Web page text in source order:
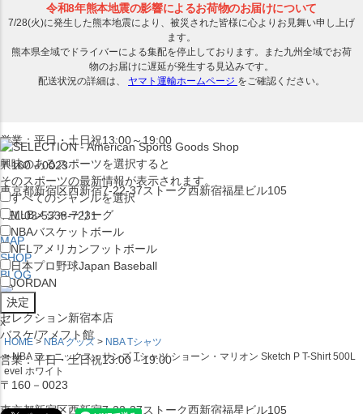
営業：平日・土日祝13:00～19:00
〒160－0023
東京都新宿区西新宿7-22-37ストーク西新宿福星ビル105
TEL:03-5338-7231
MAP
SHOP
BLOG
セレクション新宿本店
バスケ/アメフト館
営業：平日・土日祝13:00～19:00
〒160－0023
東京都新宿区西新宿7-22-37ストーク西新宿福星ビル105
在庫品は 1-3営業日内で発送!! ※お取寄せ商品は対象外
興味のあるスポーツを選択すると
そのスポーツの最新情報が表示されます。
すべてのジャンルを選択
MLBメジャーリーグ
NBAバスケットボール
NFL アメリカンフットボール
日本プロ野球Japan Baseball
JORDAN
x
HOME NBA グッズ
NBA Tシャツ
NBA フェニックス・サンズ Tシャツ ショーン・マリオン Sketch P T-Shirt 500L
evel ホワイト